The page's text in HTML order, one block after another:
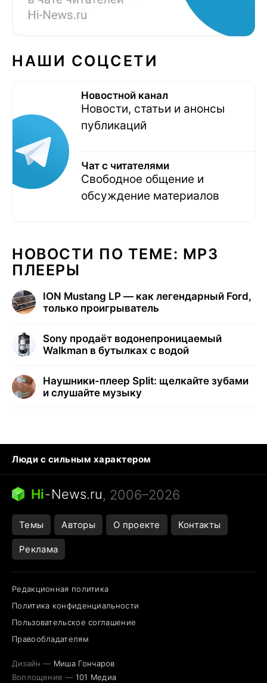
НАШИ СОЦСЕТИ
Новостной канал
Новости, статьи и анонсы
публикаций
Чат с читателями
Свободное общение и
обсуждение материалов
НОВОСТИ ПО ТЕМЕ: MP3
ПЛЕЕРЫ
ION Mustang LP — как легендарный Ford,
только проигрыватель
Sony продаёт водонепроницаемый
Walkman в бутылках с водой
Наушники-плеер Split: щелкайте зубами
и слушайте музыку
Люди с сильным характером
Кошка писает на кровать
Тунцы в океанариуме
Ядовитые пауки России
Города в ядерной войне
Открытие в Google Maps
Hi-News.ru, 2006–2026
Темы Авторы О проекте Контакты
Реклама
Редакционная политика
Политика конфиденциальности
Пользовательское соглашение
Правообладателям
Дизайн — Миша Гончаров
Воплощение — 101 Медиа